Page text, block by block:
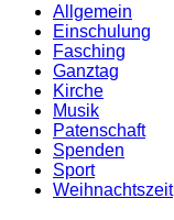
Allgemein
Einschulung
Fasching
Ganztag
Kirche
Musik
Patenschaft
Spenden
Sport
Weihnachtszeit